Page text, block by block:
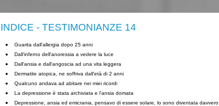
INDICE - TESTIMONIANZE 14
Guarita dall'allergia dopo 25 anni
Dall'inferno dell'anoressia a vedere la luce
Dall'ansia e dall'angoscia ad una vita leggera
Dermatite atopica, ne soffriva dall'età di 2 anni
Qualcuno andava ad abitare nei miei ricordi
La depressione è stata archiviata e l'ansia domata
Depressione, ansia ed emicrania, pensavo di essere solare, lo sono diventata davvero